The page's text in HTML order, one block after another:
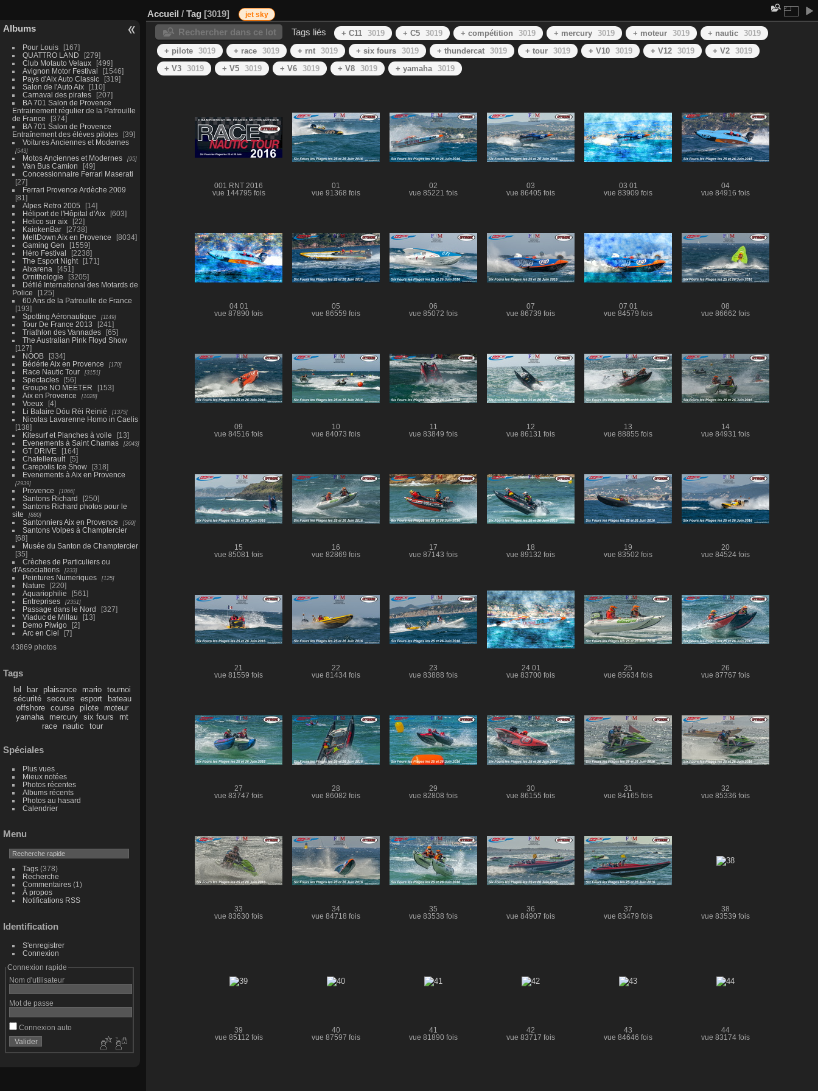
Albums
Pour Louis
167
QUATTRO LAND
279
Club Motauto Velaux
499
Avignon Motor Festival
1546
Pays d'Aix Auto Classic
319
Salon de l'Auto Aix
110
Carnaval des pirates
207
BA 701 Salon de Provence
Entrainement régulier de la Patrouille
de France
374
BA 701 Salon de Provence
Entraînement des élèves pilotes
39
Voitures Anciennes et Modernes
543
Motos Anciennes et Modernes 95
Van Bus Camion
49
Concessionnaire Ferrari Maserati
27
Ferrari Provence Ardèche 2009
81
Alpes Retro 2005
14
Héliport de l'Hôpital d'Aix
603
Helico sur aix
22
KaiokenBar
2738
MeltDown Aix en Provence
8034
Gaming Gen
1559
Héro Festival
2238
The Esport Night
171
Aixarena
451
Ornithologie
3205
Défilé International des Motards de
Police
125
60 Ans de la Patrouille de France
193
Spotting Aéronautique
1149
Tour De France 2013
241
Triathlon des Vannades
65
The Australian Pink Floyd Show
127
NOOB
334
Bédérie Aix en Provence
170
Race Nautic Tour 3151
Spectacles
56
Groupe NO MEETER
153
Aix en Provence
1028
Voeux
4
Li Balaire Dóu Rèi Reinié
1375
Nicolas Lavarenne Homo in Caelis
138
Kitesurf et Planches à voile
13
Evenements à Saint Chamas
2043
GT DRIVE
164
Chatellerault
5
Carepolis Ice Show
318
Evenements à Aix en Provence
2939
Provence 1066
Santons Richard
250
Santons Richard photos pour le
site
880
Santonniers Aix en Provence 569
Santons Volpes à Champtercier
68
Musée du Santon de Champtercier
35
Crèches de Particuliers ou
d'Associations
233
Peintures Numeriques 125
Nature
220
Aquariophilie
561
Entreprises
2351
Passage dans le Nord
327
Viaduc de Millau
13
Demo Piwigo
2
Arc en Ciel
7
43869 photos
Tags
lol bar plaisance mario
tournoi
sécurité
secours esport
bateau
offshore
course pilote
moteur
yamaha
mercury six fours
rnt
race
nautic tour
Spéciales
Plus vues
Mieux notées
Photos récentes
Albums récents
Photos au hasard
Calendrier
Menu
Tags(378)
Recherche
Commentaires(1)
À propos
Notifications RSS
Identification
S'enregistrer
Connexion
Connexion rapide
Nom d'utilisateur
Mot de passe
Connexion auto
Accueil / Tag 3019 jet sky
Rechercher dans ce lot Tags liés + C11 3019 + C5 3019 + compétition 3019 + mercury 3019 + moteur 3019 + nautic 3019
+ pilote 3019 + race 3019 + rnt 3019 + six fours 3019 + thundercat 3019 + tour 3019 + V10 3019 + V12 3019 + V2 3019
+ V3 3019 + V5 3019 + V6 3019 + V8 3019 + yamaha 3019
001 RNT 2016
vue 144795 fois
01
vue 91368 fois
02
vue 85221 fois
03
vue 86405 fois
03 01
vue 83909 fois
04
vue 84916 fois
04 01
vue 87890 fois
05
vue 86559 fois
06
vue 85072 fois
07
vue 86739 fois
07 01
vue 84579 fois
08
vue 86662 fois
09
vue 84516 fois
10
vue 84073 fois
11
vue 83849 fois
12
vue 86131 fois
13
vue 88855 fois
14
vue 84931 fois
15
vue 85081 fois
16
vue 82869 fois
17
vue 87143 fois
18
vue 89132 fois
19
vue 83502 fois
20
vue 84524 fois
21
vue 81559 fois
22
vue 81434 fois
23
vue 83888 fois
24 01
vue 83700 fois
25
vue 85634 fois
26
vue 87767 fois
27
vue 83747 fois
28
vue 86082 fois
29
vue 82808 fois
30
vue 86155 fois
31
vue 84165 fois
32
vue 85336 fois
33
vue 83630 fois
34
vue 84718 fois
35
vue 83538 fois
36
vue 84907 fois
37
vue 83479 fois
38
vue 83539 fois
39
vue 85112 fois
40
vue 87597 fois
41
vue 81890 fois
42
vue 83717 fois
43
vue 84646 fois
44
vue 83174 fois